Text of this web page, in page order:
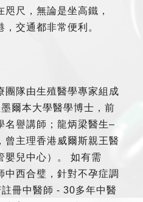
尺，無論是坐高鐵，
交通都非常便利。
團隊由生殖醫學專家組成
爾本大學醫學博士，前
名譽講師；龍炳梁醫生–
曾主理香港威爾斯親王醫
嬰兒中心）。 如有需
中西合璧，針對不孕症調
冊中醫師 - 30多年中醫